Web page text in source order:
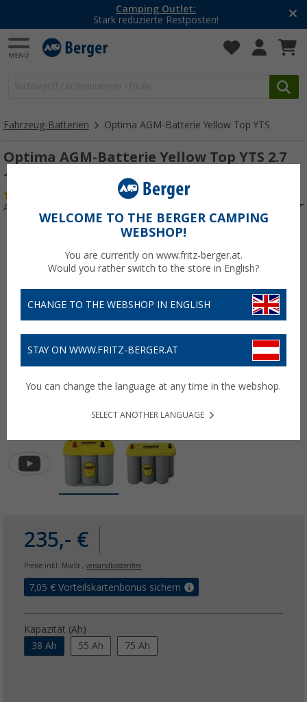
Camping Outlet:
Stark reduzierte Restposten!
Fahrzeug-Batterien Optima AGM-Batterie Yellow Top YTS
Optima AGM-Batterie Yellow Top YTS 2.7
12 V / 38 Ah
Art.-Nr.: 232320
235,- €
Preise inkl. MwSt., versandkostenfrei
7,05 € Vorteilskartenbonus sichern
Kapazität (Ah)
38 Ah
55 Ah 75 Ah
WELCOME TO THE BERGER CAMPING
WEBSHOP!
You are currently on www.fritz-berger.at.
Would you rather switch to the store in English?
CHANGE TO THE WEBSHOP IN ENGLISH
STAY ON WWW.FRITZ-BERGER.AT
You can change the language at any time in the webshop.
SELECT ANOTHER LANGUAGE